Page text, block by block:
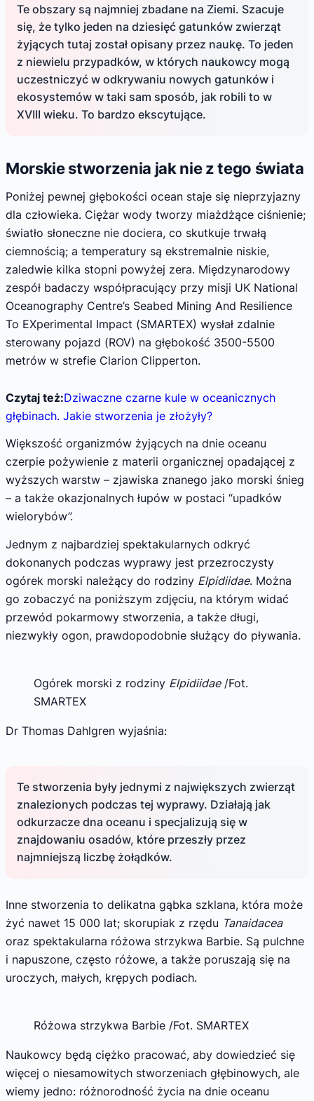
Te obszary są najmniej zbadane na Ziemi. Szacuje
się, że tylko jeden na dziesięć gatunków zwierząt
żyjących tutaj został opisany przez naukę. To jeden
z niewielu przypadków, w których naukowcy mogą
uczestniczyć w odkrywaniu nowych gatunków i
ekosystemów w taki sam sposób, jak robili to w
XVIII wieku. To bardzo ekscytujące.
Morskie stworzenia jak nie z tego świata
Poniżej pewnej głębokości ocean staje się nieprzyjazny
dla człowieka. Ciężar wody tworzy miażdżące ciśnienie;
światło słoneczne nie dociera, co skutkuje trwałą
ciemnością; a temperatury są ekstremalnie niskie,
zaledwie kilka stopni powyżej zera. Międzynarodowy
zespół badaczy współpracujący przy misji UK National
Oceanography Centre’s Seabed Mining And Resilience
To EXperimental Impact (SMARTEX) wysłał zdalnie
sterowany pojazd (ROV) na głębokość 3500-5500
metrów w strefie Clarion Clipperton.
Czytaj też:Dziwaczne czarne kule w oceanicznych
głębinach. Jakie stworzenia je złożyły?
Większość organizmów żyjących na dnie oceanu
czerpie pożywienie z materii organicznej opadającej z
wyższych warstw – zjawiska znanego jako morski śnieg
– a także okazjonalnych łupów w postaci “upadków
wielorybów”.
Jednym z najbardziej spektakularnych odkryć
dokonanych podczas wyprawy jest przezroczysty
ogórek morski należący do rodziny Elpidiidae. Można
go zobaczyć na poniższym zdjęciu, na którym widać
przewód pokarmowy stworzenia, a także długi,
niezwykły ogon, prawdopodobnie służący do pływania.
Ogórek morski z rodziny Elpidiidae/Fot.
SMARTEX
Dr Thomas Dahlgren wyjaśnia:
Te stworzenia były jednymi z największych zwierząt
znalezionych podczas tej wyprawy. Działają jak
odkurzacze dna oceanu i specjalizują się w
znajdowaniu osadów, które przeszły przez
najmniejszą liczbę żołądków.
Inne stworzenia to delikatna gąbka szklana, która może
żyć nawet 15 000 lat; skorupiak z rzędu Tanaidacea
oraz spektakularna różowa strzykwa Barbie. Są pulchne
i napuszone, często różowe, a także poruszają się na
uroczych, małych, krępych podiach.
Różowa strzykwa Barbie /Fot. SMARTEX
Naukowcy będą ciężko pracować, aby dowiedzieć się
więcej o niesamowitych stworzeniach głębinowych, ale
wiemy jedno: różnorodność życia na dnie oceanu